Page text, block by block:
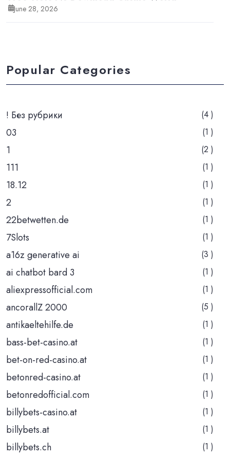
June 28, 2026
Popular Categories
! Без рубрики (4 )
03 (1 )
1 (2 )
111 (1 )
18.12 (1 )
2 (1 )
22betwetten.de (1 )
7Slots (1 )
a16z generative ai (3 )
ai chatbot bard 3 (1 )
aliexpressofficial.com (1 )
ancorallZ 2000 (5 )
antikaeltehilfe.de (1 )
bass-bet-casino.at (1 )
bet-on-red-casino.at (1 )
betonred-casino.at (1 )
betonredofficial.com (1 )
billybets-casino.at (1 )
billybets.at (1 )
billybets.ch (1 )